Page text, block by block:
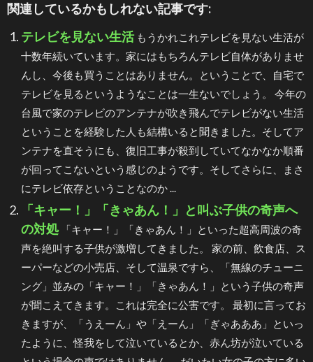
関連しているかもしれない記事です:
テレビを見ない生活 もうかれこれテレビを見ない生活が
十数年続いています。家にはもちろんテレビ自体がありませ
んし、今後も買うことはありません。ということで、自宅で
テレビを見るというようなことは一生ないでしょう。 今年の
台風で家のテレビのアンテナが吹き飛んでテレビがない生活
ということを経験した人も結構いると聞きました。そしてア
ンテナを直そうにも、復旧工事が殺到していてなかなか順番
が回ってこないという感じのようです。そしてさらに、まさ
にテレビ依存ということなのか ...
「キャー！」「きゃあん！」と叫ぶ子供の奇声へ
の対処
「キャー！」「きゃあん！」といった超高周波の奇
声を絶叫する子供が激増してきました。 家の前、飲食店、ス
ーパーなどの小売店、そして温泉ですら、「無線のチューニ
ング」並みの「キャー！」「きゃあん！」という子供の奇声
が聞こえてきます。これは完全に公害です。 最初に言ってお
きますが、「うえーん」や「えーん」「ぎゃあああ」といっ
たように、怪我をして泣いているとか、赤ん坊が泣いている